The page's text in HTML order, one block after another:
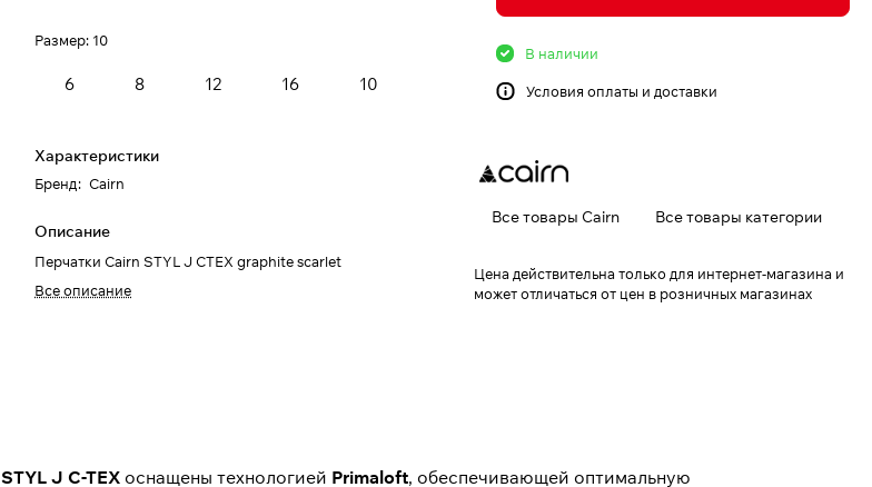
Размер: 10
6 8 12 16 10
Характеристики
Бренд: Cairn
Описание
Перчатки Cairn STYL J CTEX graphite scarlet
Все описание
В наличии
Условия оплаты и доставки
Все товары Cairn Все товары категории
Цена действительна только для интернет-магазина и
может отличаться от цен в розничных магазинах
STYL J C-TEX оснащены технологией Primaloft, обеспечивающей оптимальную